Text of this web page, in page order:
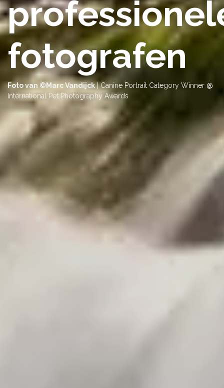
fotografen
Foto van ©Marc Vandijck| Canine Portrait Category Winner @
International Pet Photography Awards